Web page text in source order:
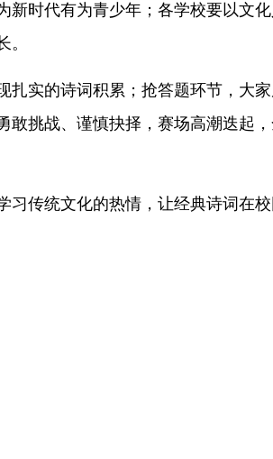
时代有为青少年；各学校要以文
实的诗词积累；抢答题环节，大家
挑战、谨慎抉择，赛场高潮迭起
传统文化的热情，让经典诗词在校